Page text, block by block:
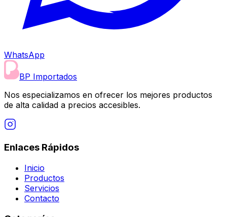
WhatsApp
BP Importados
Nos especializamos en ofrecer los mejores productos
de alta calidad a precios accesibles.
Enlaces Rápidos
Inicio
Productos
Servicios
Contacto